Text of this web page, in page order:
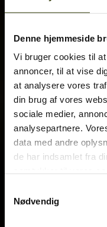
Denne hjemmeside
Vi bruger cookies til
annoncer, til at vise
at analysere vores
din brug af vores
sociale medier,
analysepartnere.
data med andre
de har indsamlet fra
Nødvendig